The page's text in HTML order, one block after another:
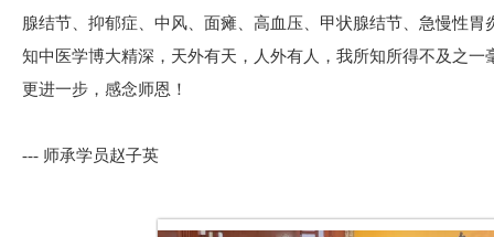
腺结节、抑郁症、中风、面瘫、高血压、甲状腺结节、急慢性
知中医学博大精深，天外有天，人外有人，我所知所得不及之
更进一步，感念师恩！
--- 师承学员赵子英